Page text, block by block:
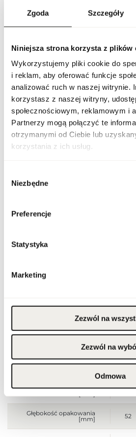
Zgoda Szczegóły
Niniejsza strona korzysta z plików
Wykorzystujemy pliki cookie do
i reklam, aby oferować funkcje
analizować ruch w naszej witrynie.
korzystasz z naszej witryny,
społecznościowym, reklamowym i
Partnerzy mogą połączyć te
otrzymanymi od Ciebie lub
korzystania z ich usług.
zgody
Niezbędne
Preferencje
Statystyka
Marketing
Zezwól na
Zezwól na
Odmowa
wyglądem. Carolina Herrera Very Good
to propozycja dla kobiet, które pragną
siebie i zmysłowość poprzez wyjątkowy
okazje, pozostawiając niezatarte
indywidualny styl.
PARAMETRY
Indeks
EU
Kraj pochodzenia
Szerokość opakowania
93
Wysokość opakowania
170
Głębokość opakowania
[mm]
52